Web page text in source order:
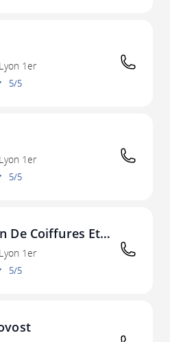
1er
5/5
1er
5/5
De Coiffures Et
1er
5/5